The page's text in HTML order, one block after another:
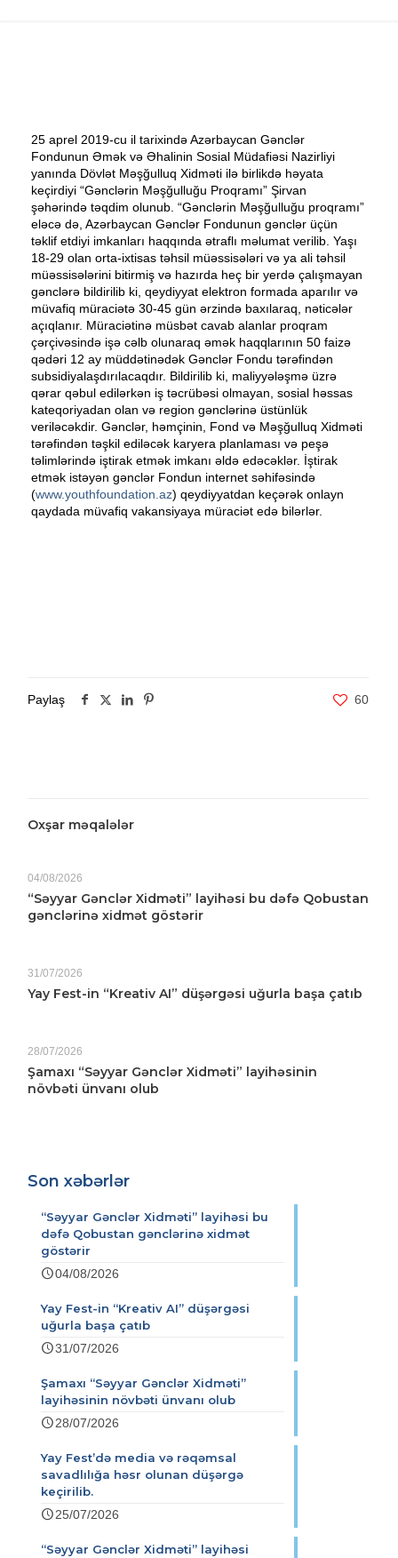
25 aprel 2019-cu il tarixində Azərbaycan Gənclər
Fondunun Əmək və Əhalinin Sosial Müdafiəsi Nazirliyi
yanında Dövlət Məşğulluq Xidməti ilə birlikdə həyata
keçirdiyi “Gənclərin Məşğulluğu Proqramı” Şirvan
şəhərində təqdim olunub. “Gənclərin Məşğulluğu proqramı”
eləcə də, Azərbaycan Gənclər Fondunun gənclər üçün
təklif etdiyi imkanları haqqında ətraflı məlumat verilib. Yaşı
18-29 olan orta-ixtisas təhsil müəssisələri və ya ali təhsil
müəssisələrini bitirmiş və hazırda heç bir yerdə çalışmayan
gənclərə bildirilib ki, qeydiyyat elektron formada aparılır və
müvafiq müraciətə 30-45 gün ərzində baxılaraq, nəticələr
açıqlanır. Müraciətinə müsbət cavab alanlar proqram
çərçivəsində işə cəlb olunaraq əmək haqqlarının 50 faizə
qədəri 12 ay müddətinədək Gənclər Fondu tərəfindən
subsidiyalaşdırılacaqdır. Bildirilib ki, maliyyələşmə üzrə
qərar qəbul edilərkən iş təcrübəsi olmayan, sosial həssas
kateqoriyadan olan və region gənclərinə üstünlük
veriləcəkdir. Gənclər, həmçinin, Fond və Məşğulluq Xidməti
tərəfindən təşkil ediləcək karyera planlaması və peşə
təlimlərində iştirak etmək imkanı əldə edəcəklər. İştirak
etmək istəyən gənclər Fondun internet səhifəsində
(www.youthfoundation.az) qeydiyyatdan keçərək onlayn
qaydada müvafiq vakansiyaya müraciət edə bilərlər.
Paylaş 60
Oxşar məqalələr
04/08/2026
“Səyyar Gənclər Xidməti” layihəsi bu dəfə Qobustan
gənclərinə xidmət göstərir
31/07/2026
Yay Fest-in “Kreativ AI” düşərgəsi uğurla başa çatıb
28/07/2026
Şamaxı “Səyyar Gənclər Xidməti” layihəsinin
növbəti ünvanı olub
Son xəbərlər
“Səyyar Gənclər Xidməti” layihəsi bu
dəfə Qobustan gənclərinə xidmət
göstərir
04/08/2026
Yay Fest-in “Kreativ AI” düşərgəsi
uğurla başa çatıb
31/07/2026
Şamaxı “Səyyar Gənclər Xidməti”
layihəsinin növbəti ünvanı olub
28/07/2026
Yay Fest’də media və rəqəmsal
savadlılığa həsr olunan düşərgə
keçirilib.
25/07/2026
“Səyyar Gənclər Xidməti” layihəsi